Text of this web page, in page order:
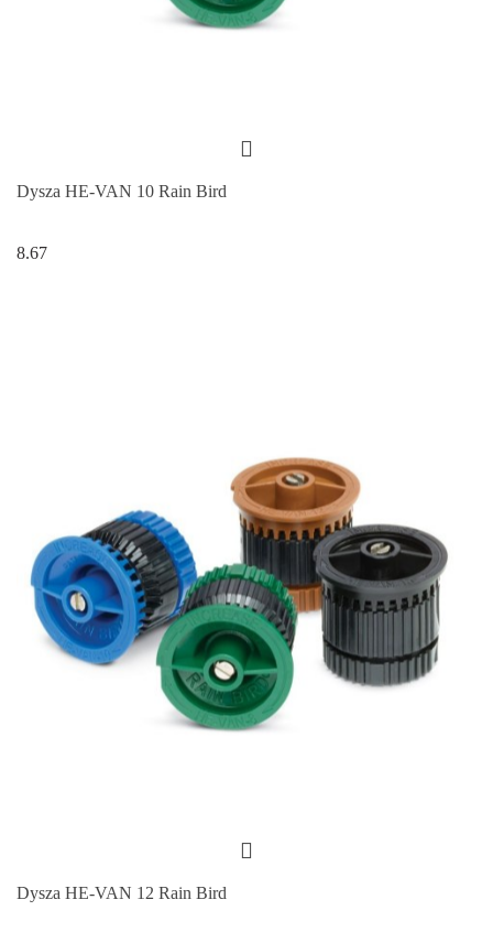
Dysza HE-VAN 10 Rain Bird
8.67
Dysza HE-VAN 12 Rain Bird